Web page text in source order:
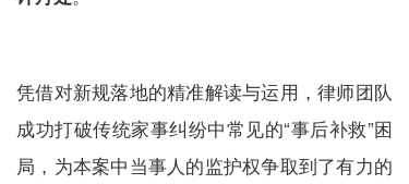
凭借对新规落地的精准解读与运用，律师团队
成功打破传统家事纠纷中常见的“事后补救”困
局，为本案中当事人的监护权争取到了有力的